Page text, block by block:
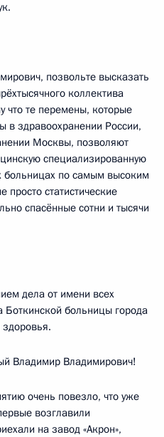
позвольте высказать
коллектива
что те перемены, которые
в здравоохранении России,
Москвы, позволяют
специализированную
больницах по самым высоким
статистические
спасённые сотни и тысячи
дела от имени всех
Боткинской больницы города
Владимир Владимирович!
очень повезло, что уже
возглавили
на завод «Акрон»,